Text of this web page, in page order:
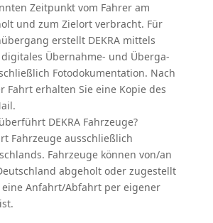
Zeitpunkt vom Fahrer am
und zum Zielort verbracht. Für
erstellt DEKRA mittels
digitales Übernahme- und Überga­
Fotodo­ku­men­tation. Nach
Fahrt erhalten Sie eine Kopie des
DEKRA Fahrzeuge?
Fahrzeuge ausschließlich
Fahrzeuge können von/an
abgeholt oder zugestellt
Anfahrt/Abfahrt per eigener